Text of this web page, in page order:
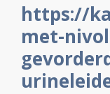
https://
met-